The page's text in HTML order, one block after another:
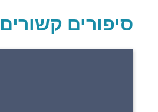
סיפורים קשורים